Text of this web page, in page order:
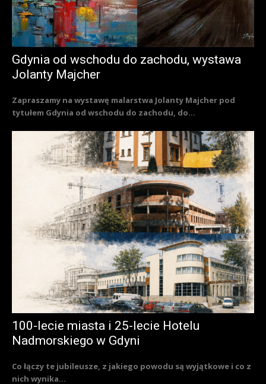
Gdynia od wschodu do zachodu, wystawa
Jolanty Majcher
Zapraszamy na wystawę malarstwa Jolanty Majcher pod
tytułem Gdynia od wschodu do zachodu, do...
100-lecie miasta i 25-lecie Hotelu
Nadmorskiego w Gdyni
Co łączy te jubileusze, z jakiego powodu są wyjątkowe i co z
nich wynika...